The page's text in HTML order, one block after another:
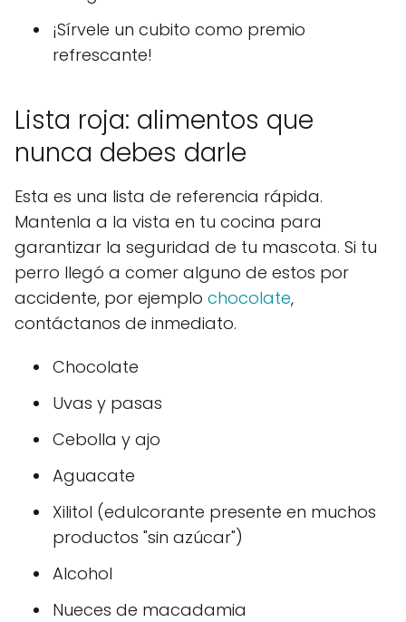
¡Sírvele un cubito como premio
refrescante!
Lista roja: alimentos que
nunca debes darle
Esta es una lista de referencia rápida.
Mantenla a la vista en tu cocina para
garantizar la seguridad de tu mascota. Si tu
perro llegó a comer alguno de estos por
accidente, por ejemplo chocolate,
contáctanos de inmediato.
Chocolate
Uvas y pasas
Cebolla y ajo
Aguacate
Xilitol (edulcorante presente en muchos
productos "sin azúcar")
Alcohol
Nueces de macadamia